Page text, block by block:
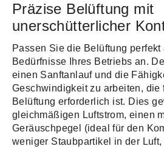
Präzise Belüftung mit
unerschütterlicher
Passen Sie die Belüftung
Bedürfnisse Ihres Betriebs an.
einen Sanftanlauf und die
Geschwindigkeit zu arbeiten, die
Belüftung erforderlich ist. Dies
gleichmäßigen Luftstrom, einen
Geräuschpegel (ideal für den
weniger Staubpartikel in der